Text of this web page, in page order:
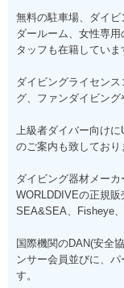
無料の駐車場、ダイ
ダールーム、女性専
タッフも在籍していま
ダイビングライセン
グ、ファンダイビング
上級者ダイバー向け
のご案内も致しており
ダイビング器材メーカ
WORLDDIVEの正規
SEA&SEA、Fisheye
国際機関のDAN(安全
ンサー会員並びに、
す。